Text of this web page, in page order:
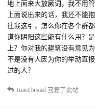
地上面来大放厥词，我不用
上面说出来的话，我还不能
往我这引，怎么你在各个群
道你阴阳这些能有什么用？
上？你对我的建筑没有意见
不是没有人因为你的举动直
过的人？
toastbread 回复了此帖